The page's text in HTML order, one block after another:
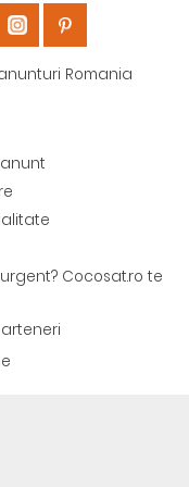
Romania
Cocosat.ro te